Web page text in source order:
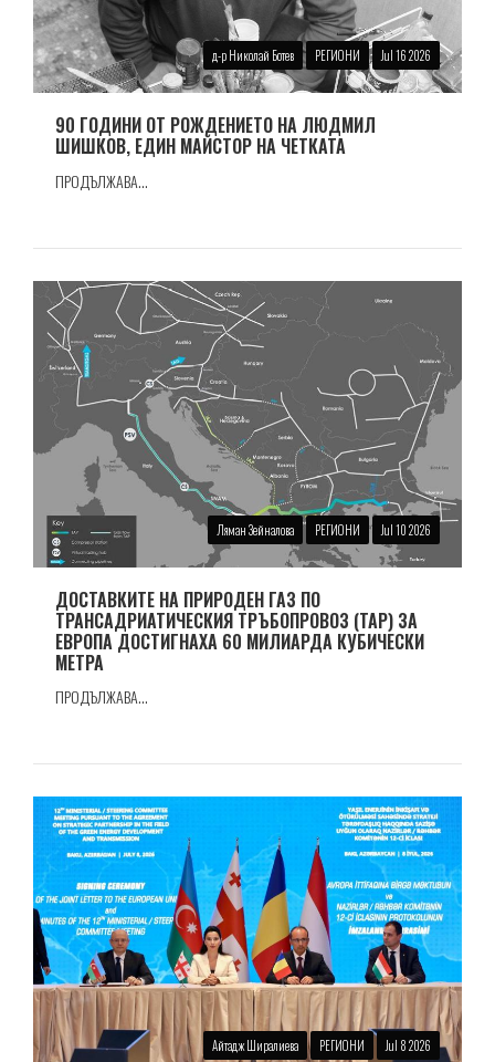
д-р Николай Ботев РЕГИОНИ Jul 16 2026
90 ГОДИНИ ОТ РОЖДЕНИЕТО НА ЛЮДМИЛ
ШИШКОВ, ЕДИН МАЙСТОР НА ЧЕТКАТА
ПРОДЪЛЖАВА...
Ляман Зейналова РЕГИОНИ Jul 10 2026
ДОСТАВКИТЕ НА ПРИРОДЕН ГАЗ ПО
ТРАНСАДРИАТИЧЕСКИЯ ТРЪБОПРОВОЗ (TAP) ЗА
ЕВРОПА ДОСТИГНАХА 60 МИЛИАРДА КУБИЧЕСКИ
МЕТРА
ПРОДЪЛЖАВА...
Айтадж Ширалиева РЕГИОНИ Jul 8 2026